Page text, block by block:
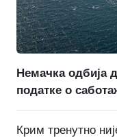
Немачка одбија
податке о
Крим тренутно